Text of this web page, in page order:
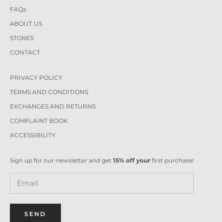
FAQs
ABOUT US
STORES
CONTACT
PRIVACY POLICY
TERMS AND CONDITIONS
EXCHANGES AND RETURNS
COMPLAINT BOOK
ACCESSIBILITY
Sign up for our newsletter and get 15% off your first purchase!
SEND